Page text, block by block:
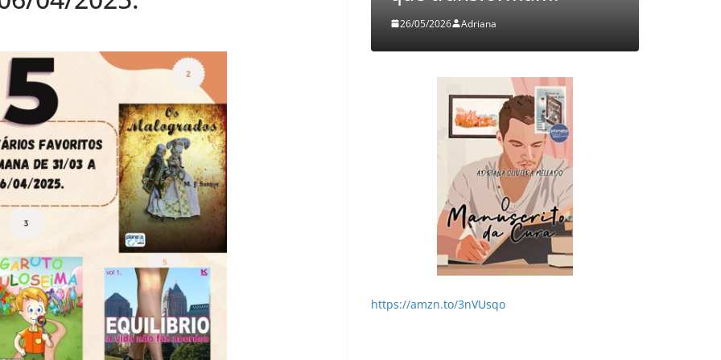
26/05/2026 Adriana
https://amzn.to/3nVUsqo